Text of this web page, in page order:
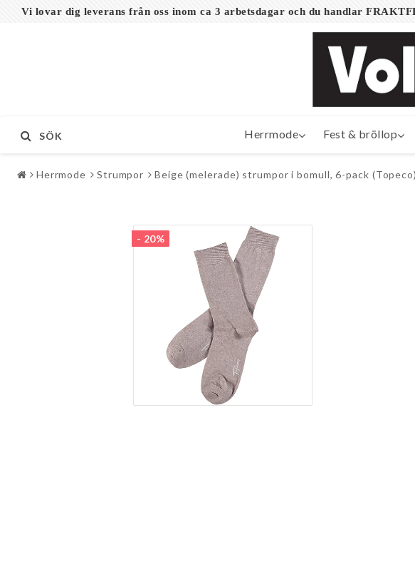
Vi lovar dig leverans från oss inom ca 3 arbetsdagar och du handlar
Herrmode Fest & bröllop
SÖK
Herrmode Strumpor Beige (melerade) strumpor i bomull, 6-pack (Topeco)
- 20%